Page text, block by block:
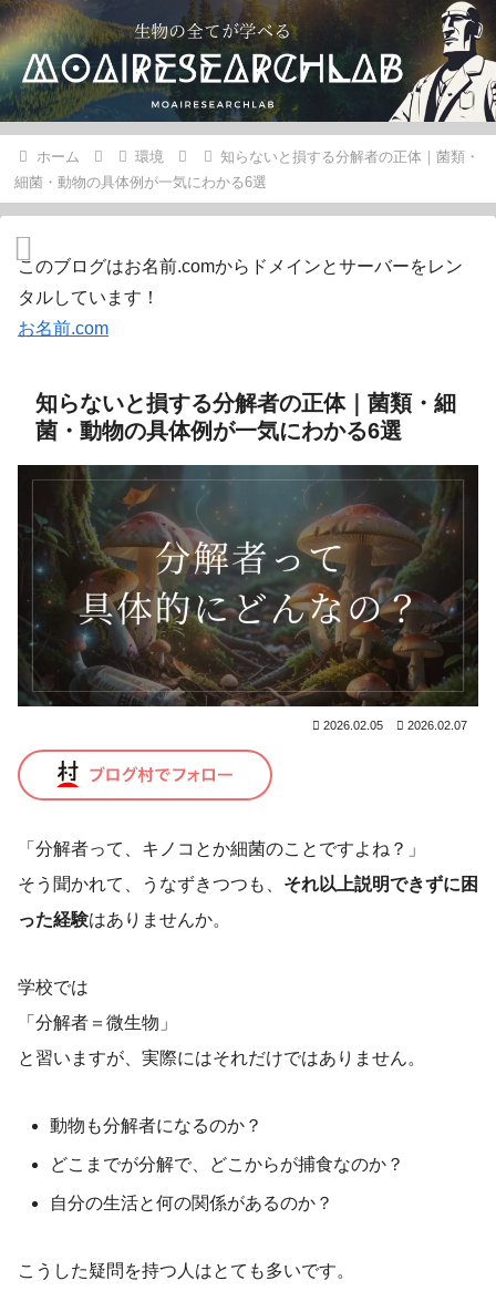
ホーム 環境
知らないと損する分解者の正体｜菌類・
細菌・動物の具体例が一気にわかる6選
このブログはお名前.comからドメインとサーバーをレン
タルしています！
お名前.com
知らないと損する分解者の正体｜菌類・細
菌・動物の具体例が一気にわかる6選
2026.02.05 2026.02.07
「分解者って、キノコとか細菌のことですよね？」
そう聞かれて、うなずきつつも、 それ以上説明できずに困
った経験はありませんか。
学校では
「分解者＝微生物」
と習いますが、実際にはそれだけではありません。
動物も分解者になるのか？
どこまでが分解で、どこからが捕食なのか？
自分の生活と何の関係があるのか？
こうした疑問を持つ人はとても多いです。